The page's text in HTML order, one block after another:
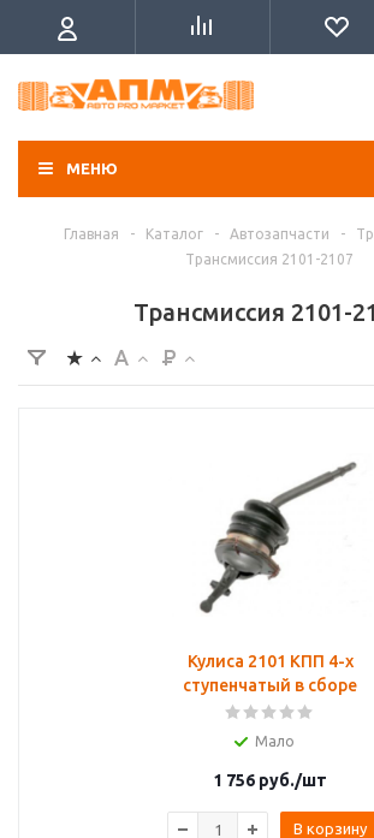
МЕНЮ
Главная - Каталог - Автозапчасти -
Трансмиссия 2101-2107
Трансмиссия 2101-
Кулиса 2101 КПП 4-х
ступенчатый в сборе
Мало
1 756 руб./шт
В корзину